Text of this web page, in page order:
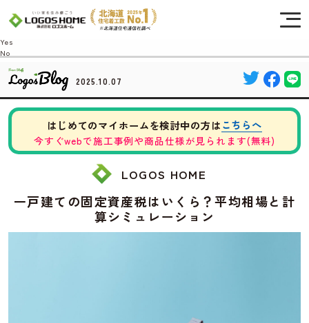
2025.10.07
はじめてのマイホームを検討中の方はこちらへ
今すぐwebで施工事例や商品仕様が見られます(無料)
LOGOS HOME
一戸建ての固定資産税はいくら？平均相場と計
算シミュレーション
Cookie を使用して、お客様の活動を追跡してもよろしいですか? 当社ではお客様の
プライバシーを極めて重視しています。詳細について、およびご質問がある場合
は、当社のプライバシーポリシーをご覧ください。
Yes
No